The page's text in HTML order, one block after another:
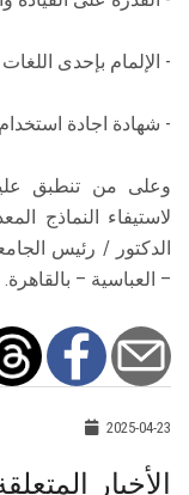
- الإلمام بإحدى اللغات
- شهادة اجادة
وعلى من تنطبق
لاستيفاء النماذج
الدكتور / رئيس
– العباسية – بالقاهرة.
2025-04-23
الأخبار